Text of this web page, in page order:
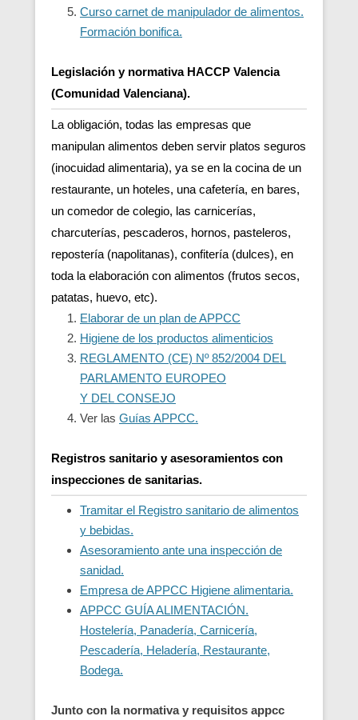
Curso carnet de manipulador de alimentos.
Formación bonifica.
Legislación y normativa HACCP Valencia
(Comunidad Valenciana).
La obligación, todas las empresas que
manipulan alimentos deben servir platos seguros
(inocuidad alimentaria), ya se en la cocina de un
restaurante, un hoteles, una cafetería, en bares,
un comedor de colegio, las carnicerías,
charcuterías, pescaderos, hornos, pasteleros,
repostería (napolitanas), confitería (dulces), en
toda la elaboración con alimentos (frutos secos,
patatas, huevo, etc).
Elaborar de un plan de APPCC
Higiene de los productos alimenticios
REGLAMENTO (CE) Nº 852/2004 DEL
PARLAMENTO EUROPEO
Y DEL CONSEJO
Ver las Guías APPCC.
Registros sanitario y asesoramientos con
inspecciones de sanitarias.
Tramitar el Registro sanitario de alimentos
y bebidas.
Asesoramiento ante una inspección de
sanidad.
Empresa de APPCC Higiene alimentaria.
APPCC GUÍA ALIMENTACIÓN.
Hostelería, Panadería, Carnicería,
Pescadería, Heladería, Restaurante,
Bodega.
Junto con la normativa y requisitos appcc